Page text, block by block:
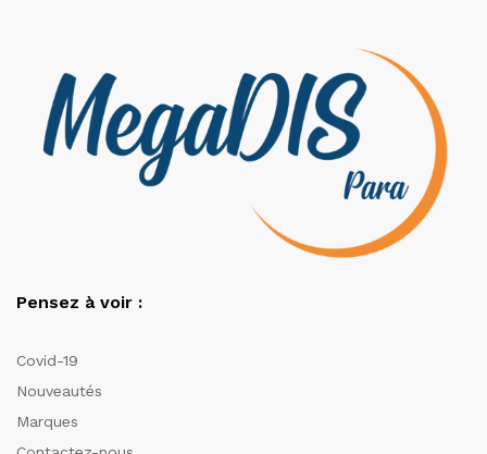
Pensez à voir :
Covid-19
Nouveautés
Marques